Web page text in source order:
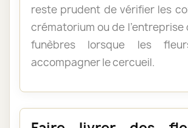
reste prudent de vérifier les
crématorium ou de l’entreprise
funèbres lorsque les
accompagner le cercueil.